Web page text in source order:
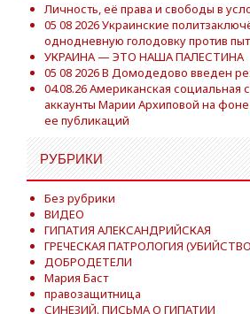
Личность, её права и свободы в
05 08 2026 Украинские
однодневную голодовку против
УКРАИНА — ЭТО НАША ПАЛЕСТИНА
05 08 2026 В Домодедово введен
04.08.26 Американская социальная
аккаунты Марии Архиповой на фоне
ее публикаций
РУБРИКИ
Без рубрики
ВИДЕО
ГИПАТИЯ АЛЕКСАНДРИЙСКАЯ
ГРЕЧЕСКАЯ ПАТРОЛОГИЯ
ДОБРОДЕТЕЛИ
Мария Баст
правозащитница
СИНЕЗИЙ. ПИСЬМА О ГИПАТИИ